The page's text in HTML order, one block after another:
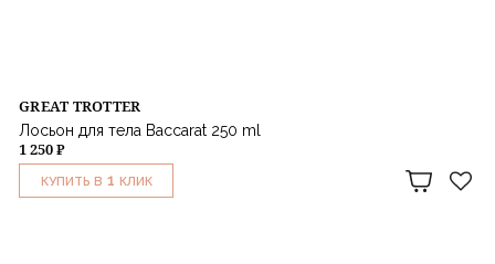
GREAT TROTTER
Лосьон для тела Baccarat 250 ml
1 250 ₽
КУПИТЬ В 1 КЛИК